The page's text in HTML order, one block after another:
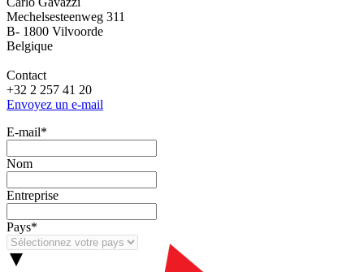
Mechelsesteenweg 311
B- 1800 Vilvoorde
Belgique
Contact
+32 2 257 41 20
Envoyez un e-mail
E‑mail*
Nom
Entreprise
Pays*